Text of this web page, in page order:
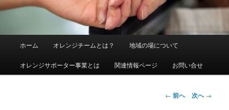
メ
イ
ホーム オレンジチームとは？ 地域の場について
オレンジサポーター事業とは 関連情報ページ お問い合せ
投
← 前へ 次へ→